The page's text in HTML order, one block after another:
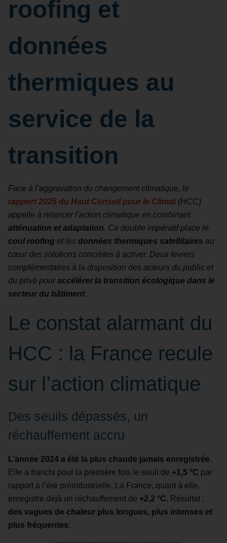
roofing et
données
thermiques au
service de la
transition
Face à l’aggravation du changement climatique, le
rapport 2025 du Haut Conseil pour le Climat(HCC)
appelle à relancer l’action climatique en combinant
atténuation et adaptation. Ce double impératif place le
cool roofing et les données thermiques satellitaires au
cœur des solutions concrètes à activer. Deux leviers
complémentaires à la disposition des acteurs du public et
du privé pouraccélérer la transition écologique dans le
secteur du bâtiment.
Le constat alarmant du
HCC : la France recule
sur l’action climatique
Des seuils dépassés, un
réchauffement accru
L’année 2024 a été la plus chaude jamais enregistrée.
Elle a franchi pour la première fois le seuil de +1,5 °C par
rapport à l’ère préindustrielle. La France, quant à elle,
enregistre déjà un réchauffement de +2,2 °C. Résultat :
des vagues de chaleur plus longues, plus intenses et
plus fréquentes.